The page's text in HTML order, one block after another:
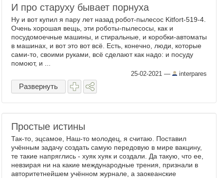
И про старуху бывает порнуха
Ну и вот купил я пару лет назад робот-пылесос Kitfort-519-4.
Очень хорошая вещь, эти роботы-пылесосы, как и
посудомоечные машины, и стиральные, и коробки-автоматы
в машинах, и вот это вот всё. Есть, конечно, люди, которые
сами-то, своими руками, всё сделают как надо: и посуду
помоют, и ...
25-02-2021 — interpares
Развернуть
Простые истины
Так-то, эцсамое, Наш-то молодец, я считаю. Поставил
учённым задачу создать самую передовую в мире вакцину,
те такие напряглись - хуяк хуяк и создали. Да такую, что ее,
невзирая ни на какие международные трения, признали в
авторитетнейшем учённом журнале, а заокеанские